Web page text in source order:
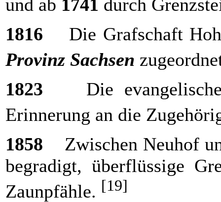
und ab 1741 durch
1816 Die Grafschaft
Provinz Sachsen
1823 Die evangelische
Erinnerung an die
1858 Zwischen Neuhof
begradigt, überflüssige
Zaunpfähle. [19]